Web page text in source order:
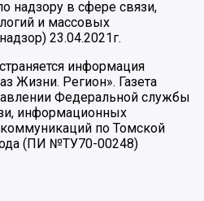
надзору в сфере связи,
и массовых
23.04.2021г.
информация
Жизни. Регион». Газета
Федеральной службы
информационных
по Томской
(ПИ №ТУ70-00248)